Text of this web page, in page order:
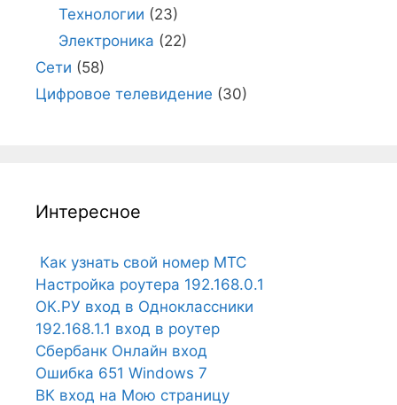
Технологии (23)
Электроника (22)
Сети (58)
Цифровое телевидение (30)
Интересное
Как узнать свой номер МТС
Настройка роутера 192.168.0.1
ОК.РУ вход в Одноклассники
192.168.1.1 вход в роутер
Сбербанк Онлайн вход
Ошибка 651 Windows 7
ВК вход на Мою страницу